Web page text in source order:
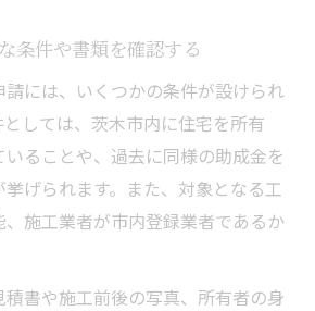
条件や書類を確認する
には、いくつかの条件が設けられ
しては、茨木市内に住宅を所有
いることや、過去に同様の助成金を
げられます。また、対象となる工
施工業者が市内登録業者であるか
書や施工前後の写真、所有者の身